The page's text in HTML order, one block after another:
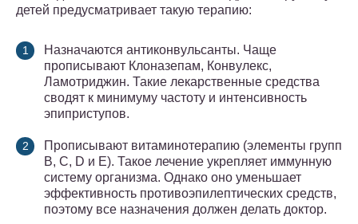
детей предусматривает такую терапию:
Назначаются антиконвульсанты. Чаще
прописывают Клоназепам, Конвулекс,
Ламотриджин. Такие лекарственные средства
сводят к минимуму частоту и интенсивность
эпиприступов.
Прописывают витаминотерапию (элементы групп
B, C, D и E). Такое лечение укрепляет иммунную
систему организма. Однако оно уменьшает
эффективность противоэпилептических средств,
поэтому все назначения должен делать доктор.